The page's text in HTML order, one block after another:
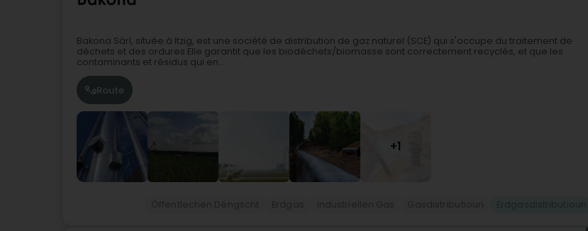
Bakona Sàrl, située à Itzig, est une société de distribution de gaz naturel (SCE) qui s'occupe du traitement de
déchets et des ordures.Elle garantit que les biodéchets/biomasse sont correctement recyclés, et que les
contaminants et résidus qui en...
Route
+1